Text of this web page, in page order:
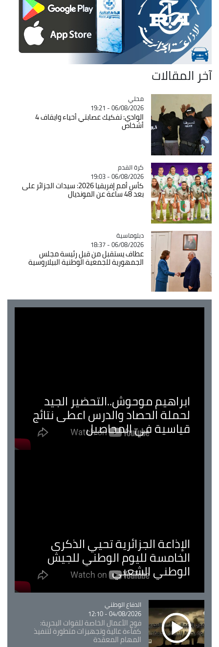
آخر المقالات
Catégorie
محلي
06/08/2026 - 19:21
الوادي: تفكيك عصابتي أحياء وايقاف 4
أشخاص
Catégorie
كرة القدم
06/08/2026 - 19:03
كأس أمم إفريقيا 2026: سيدات الجزائر على
بعد 48 ساعة عن المونديال
Catégorie
دبلوماسية
06/08/2026 - 18:37
عطاف يستقبل من قبل رئيسة مجلس
الجمهورية للجمعية الوطنية البيلاروسية
ابراهيم موحوش..التحضير الجيد
لحملة الحصاد والدرس اعطى نتائج
قياسية في المحاصيل
الإذاعة الجزائرية تحيي الذكرى
الخامسة لليوم الوطني للجيش
الوطني الشعبي
Catégorie
الدفاع الوطني
04/08/2026 - 12:10
فوج الأعمال الخاصة للقوات البحرية:
كفاءة عالية وتجهيزات متطورة لتنفيذ
المهام المعقدة